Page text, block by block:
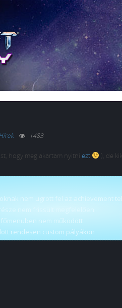
1483
hogy meg akartam nyitni ezt
), de
nem ugrott fel az achievement
nem frissült megfelelően
főmenüben nem működött
rendesen custom pályákon